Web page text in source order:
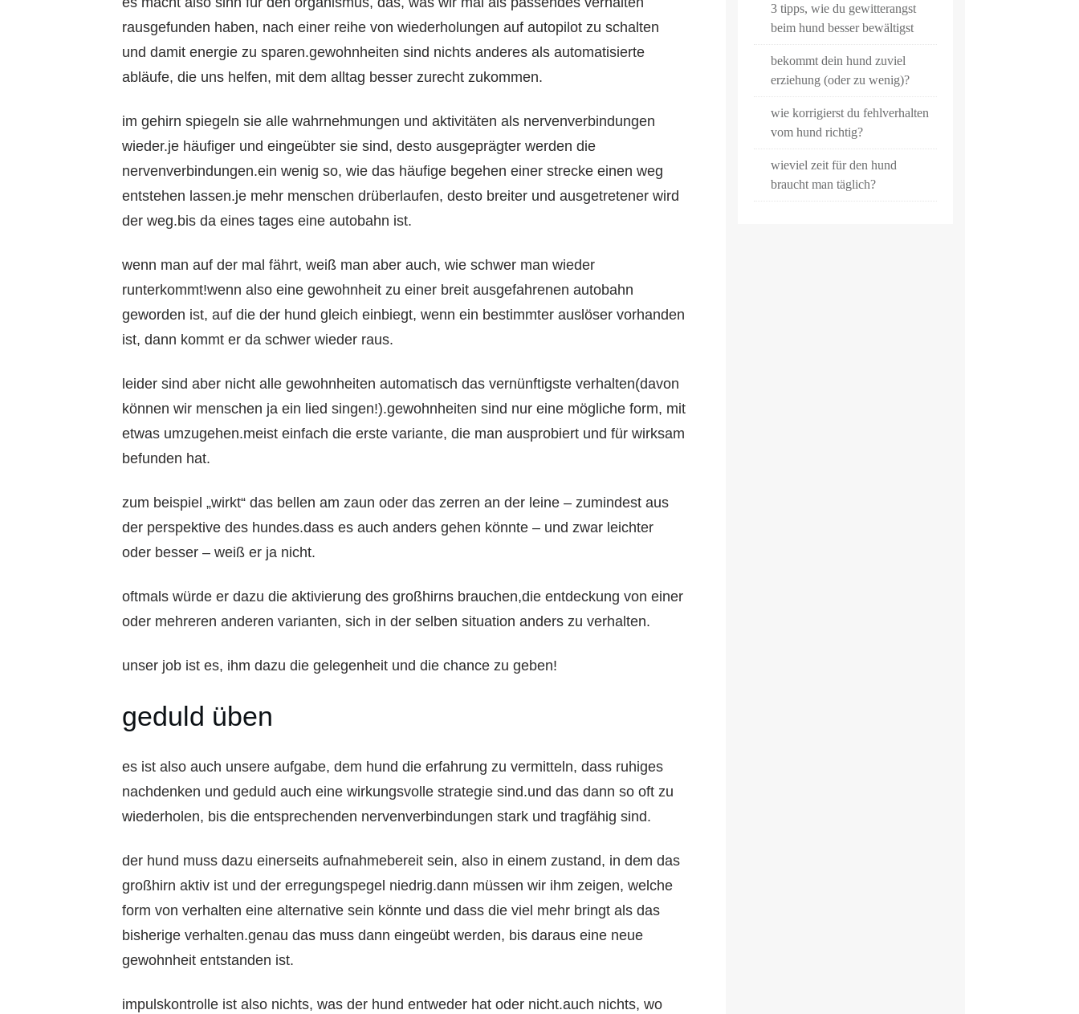
rausgefunden haben, nach einer reihe von wiederholungen auf autopilot zu schalten
und damit energie zu sparen.gewohnheiten sind nichts anderes als automatisierte
abläufe, die uns helfen, mit dem alltag besser zurecht zukommen.
im gehirn spiegeln sie alle wahrnehmungen und aktivitäten als nervenverbindungen
wieder.je häufiger und eingeübter sie sind, desto ausgeprägter werden die
nervenverbindungen.ein wenig so, wie das häufige begehen einer strecke einen weg
entstehen lassen.je mehr menschen drüberlaufen, desto breiter und ausgetretener wird
der weg.bis da eines tages eine autobahn ist.
wenn man auf der mal fährt, weiß man aber auch, wie schwer man wieder
runterkommt!wenn also eine gewohnheit zu einer breit ausgefahrenen autobahn
geworden ist, auf die der hund gleich einbiegt, wenn ein bestimmter auslöser vorhanden
ist, dann kommt er da schwer wieder raus.
leider sind aber nicht alle gewohnheiten automatisch das vernünftigste verhalten(davon
können wir menschen ja ein lied singen!).gewohnheiten sind nur eine mögliche form, mit
etwas umzugehen.meist einfach die erste variante, die man ausprobiert und für wirksam
befunden hat.
zum beispiel „wirkt“ das bellen am zaun oder das zerren an der leine – zumindest aus
der perspektive des hundes.dass es auch anders gehen könnte – und zwar leichter
oder besser – weiß er ja nicht.
oftmals würde er dazu die aktivierung des großhirns brauchen,die entdeckung von einer
oder mehreren anderen varianten, sich in der selben situation anders zu verhalten.
unser job ist es, ihm dazu die gelegenheit und die chance zu geben!
geduld üben
es ist also auch unsere aufgabe, dem hund die erfahrung zu vermitteln, dass ruhiges
nachdenken und geduld auch eine wirkungsvolle strategie sind.und das dann so oft zu
wiederholen, bis die entsprechenden nervenverbindungen stark und tragfähig sind.
der hund muss dazu einerseits aufnahmebereit sein, also in einem zustand, in dem das
großhirn aktiv ist und der erregungspegel niedrig.dann müssen wir ihm zeigen, welche
form von verhalten eine alternative sein könnte und dass die viel mehr bringt als das
bisherige verhalten.genau das muss dann eingeübt werden, bis daraus eine neue
gewohnheit entstanden ist.
impulskontrolle ist also nichts, was der hund entweder hat oder nicht.auch nichts, wo
3 tipps, wie du gewitterangst
beim hund besser bewältigst
bekommt dein hund zuviel
erziehung (oder zu wenig)?
wie korrigierst du fehlverhalten
vom hund richtig?
wieviel zeit für den hund
braucht man täglich?